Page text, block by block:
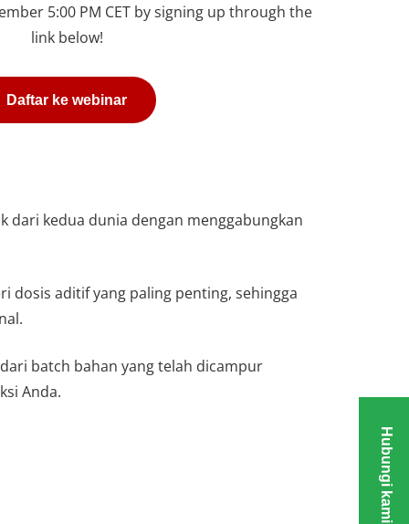
5:00 PM CET by signing up through the
link below!
Daftar ke webinar
dari kedua dunia dengan menggabungkan
dosis aditif yang paling penting, sehingga
batch bahan yang telah dicampur
Anda.
Hubungi kami